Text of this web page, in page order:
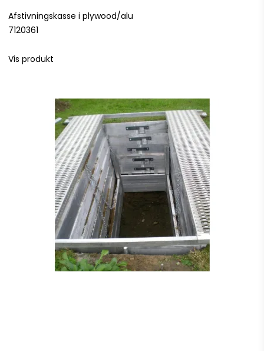
Afstivningskasse i plywood/alu
7120361
Vis produkt